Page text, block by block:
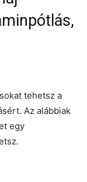
tehetsz a
Az alábbiak
egy